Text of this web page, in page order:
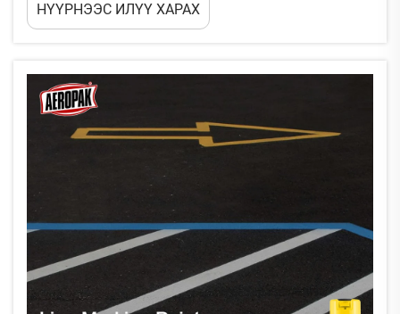
зүйлс таны үйлчилгээний чанарын тухайд илүү их мэдээлэл
НҮҮРНЭЭС ИЛҮҮ ХАРАХ